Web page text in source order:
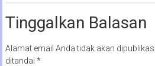
Tinggalkan Balasan
Alamat email Anda tidak akan
ditandai *